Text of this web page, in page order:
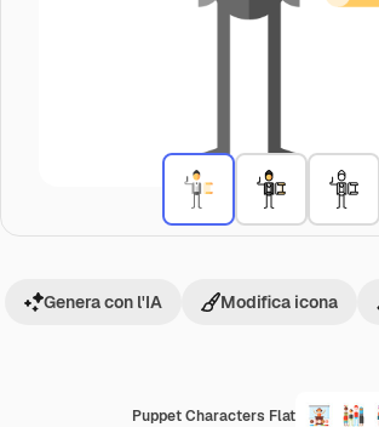
Puppet Characters Flat
Genera con l'IA Modifica icona